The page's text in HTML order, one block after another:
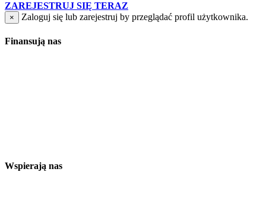
ZAREJESTRUJ SIĘ TERAZ
× Zaloguj się lub zarejestruj by przeglądać profil użytkownika.
Finansują nas
Wspierają nas